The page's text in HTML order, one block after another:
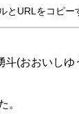
とURLをコピー
斗(おおいしゆ
。